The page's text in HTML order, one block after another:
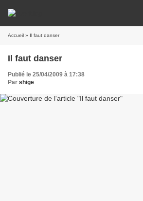
Accueil » Il faut danser
Il faut danser
Publié le 25/04/2009 à 17:38
Par shige